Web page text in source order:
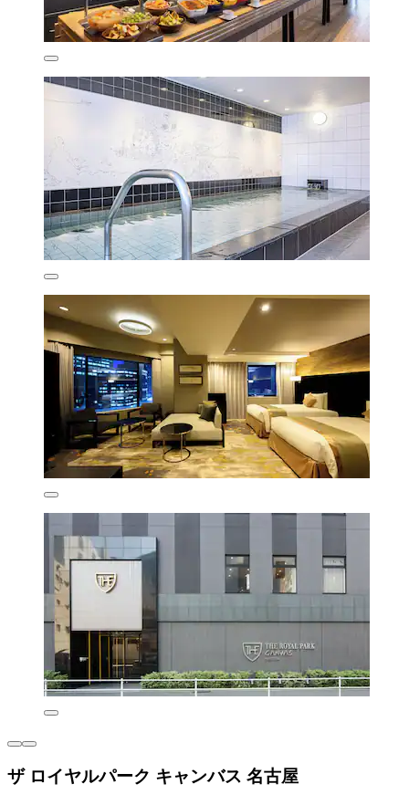
ザ ロイヤルパーク キャンバス 名古屋